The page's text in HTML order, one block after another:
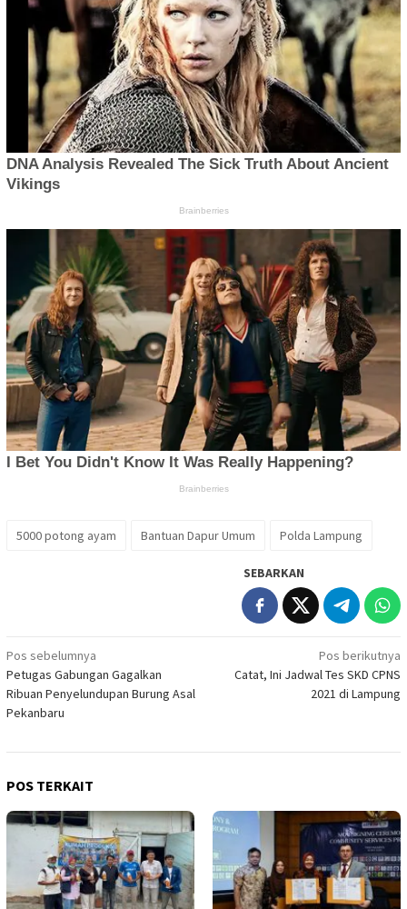
5000 potong ayam Bantuan Dapur Umum Polda Lampung
SEBARKAN
Navigasi
pos
Pos sebelumnya
Petugas Gabungan Gagalkan
Ribuan Penyelundupan Burung Asal
Pekanbaru
Pos berikutnya
Catat, Ini Jadwal Tes SKD CPNS
2021 di Lampung
POS TERKAIT